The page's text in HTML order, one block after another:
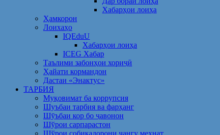
Хабарҳои лоиҳа
Ҳамкорон
Лоихаҳо
IQEduU
Хабарҳои лоиҳа
ICEG Хабар
Таълими забонҳои хориҷӣ
Ҳайати кормандон
Дастаи «Энактус»
ТАРБИЯ
Муқовимат ба коррупсия
Шуъбаи тарбия ва фарҳанг
Шӯъбаи кор бо ҷавонон
Шўрои сарпарастон
Шўрои собиқадорони ҷангу меҳнат